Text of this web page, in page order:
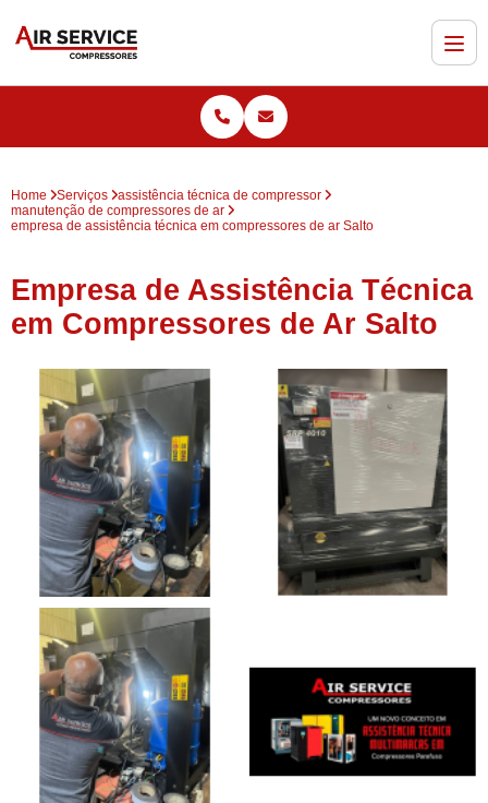
Home Serviços
assistência técnica de compressor
manutenção de compressores de ar
empresa de assistência técnica em compressores de ar Salto
Empresa de Assistência Técnica
em Compressores de Ar Salto